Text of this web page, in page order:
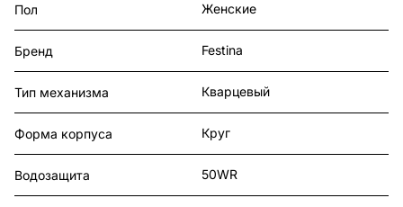
Пол Женские
Бренд Festina
Тип механизма Кварцевый
Форма корпуса Круг
Водозащита 50WR